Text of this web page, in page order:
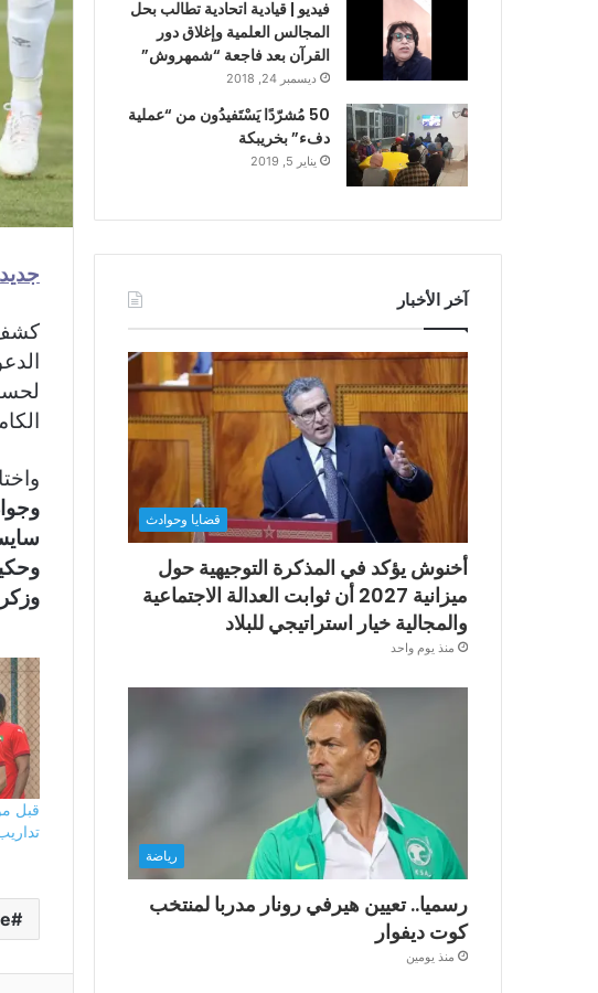
جديد24
كشف
واختار
قبل
فيديو | قيادية اتحادية تطالب بحل
المجالس العلمية وإغلاق دور
القرآن بعد فاجعة “شمهروش”
ديسمبر 24, 2018
50 مُشرّدًا يَسْتَفيدُون من “عملية
دفء” بخريبكة
يناير 5, 2019
آخر الأخبار
قضايا وحوادث
أخنوش يؤكد في المذكرة التوجيهية حول
ميزانية 2027 أن ثوابت العدالة الاجتماعية
والمجالية خيار استراتيجي للبلاد
منذ يوم واحد
رياضة
رسميا.. تعيين هيرفي رونار مدربا لمنتخب
كوت ديفوار
منذ يومين